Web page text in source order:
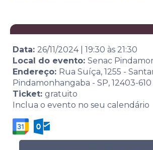
Data: 26/11/2024| 19:30 às 21:30
Local do evento: Senac
Endereço: Rua Suíça, 1255 -
Pindamonhangaba - SP, 12403-610
Ticket: gratuito
Inclua o evento no seu calendário